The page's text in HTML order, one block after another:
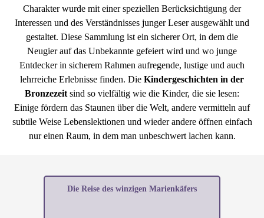
Charakter wurde mit einer speziellen Berücksichtigung der
Interessen und des Verständnisses junger Leser ausgewählt und
gestaltet. Diese Sammlung ist ein sicherer Ort, in dem die
Neugier auf das Unbekannte gefeiert wird und wo junge
Entdecker in sicherem Rahmen aufregende, lustige und auch
lehrreiche Erlebnisse finden. Die Kindergeschichten in der
Bronzezeit sind so vielfältig wie die Kinder, die sie lesen:
Einige fördern das Staunen über die Welt, andere vermitteln auf
subtile Weise Lebenslektionen und wieder andere öffnen einfach
nur einen Raum, in dem man unbeschwert lachen kann.
Die Reise des winzigen Marienkäfers